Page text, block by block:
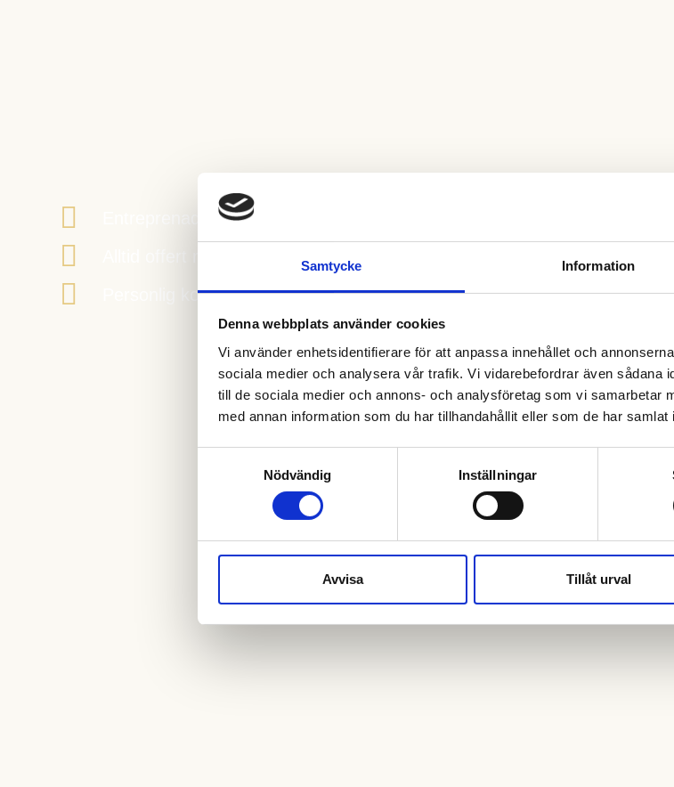
Samtycke Information
Denna webbplats använder cookies
Vi använder enhetsidentifierare för att anpassa innehållet och
sociala medier och analysera vår trafik. Vi vidarebefordrar även sådana
till de sociala medier och annons- och analysföretag som vi samarbetar
med annan information som du har tillhandahållit eller som de har
Nödvändig
Inställningar
Avvisa Tillåt urval
Entreprenadsgaranti på alla utförda jobb
Personlig kontakt